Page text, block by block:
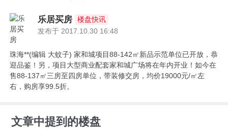
乐居买房
楼盘快讯
发布于 2017.10.30 16:48
珠海**(编辑 大蚊子) 家和城项目88-142㎡新品示范单位已开放，恭
迎品鉴！另，项目大型商业配套家和城广场将在年内开业！如今在
售88-137㎡三房至四房单位，带装修交房，均价19000元/㎡左
右，购房享99.5折。
文章中提到的楼盘